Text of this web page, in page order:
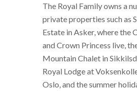
The Royal Family owns a
private properties such as
Estate in Asker, where the
and Crown Princess live,
Mountain Chalet in
Royal Lodge at
Oslo, and the summer